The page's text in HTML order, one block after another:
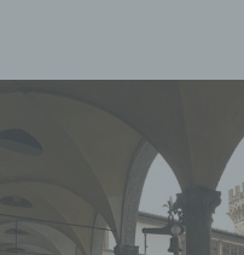
determinati
prevedere
lavoro, alla
di salute, alle
interessi,
luogo o ai